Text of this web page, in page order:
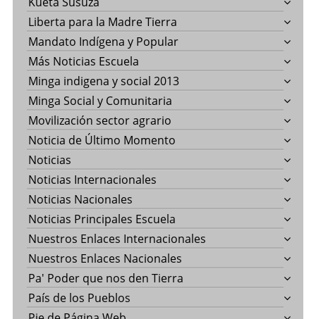
Liberta para la Madre Tierra
Mandato Indígena y Popular
Más Noticias Escuela
Minga indigena y social 2013
Minga Social y Comunitaria
Movilización sector agrario
Noticia de Último Momento
Noticias
Noticias Internacionales
Noticias Nacionales
Noticias Principales Escuela
Nuestros Enlaces Internacionales
Nuestros Enlaces Nacionales
Pa' Poder que nos den Tierra
País de los Pueblos